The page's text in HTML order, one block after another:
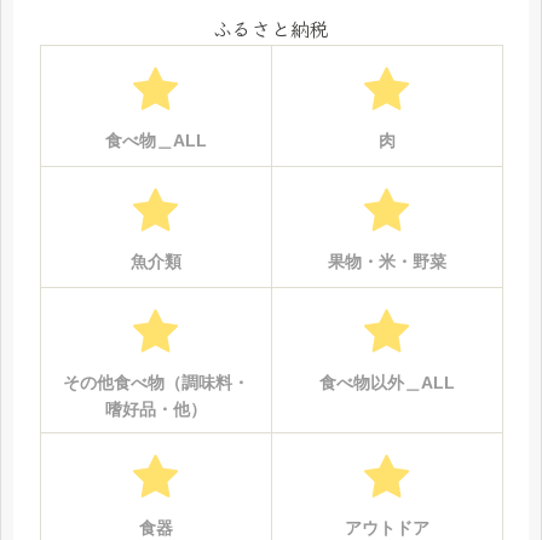
ふるさと納税
食べ物＿ALL 肉
魚介類 果物・米・野菜
その他食べ物（調味料・
嗜好品・他）
食べ物以外＿ALL
食器 アウトドア